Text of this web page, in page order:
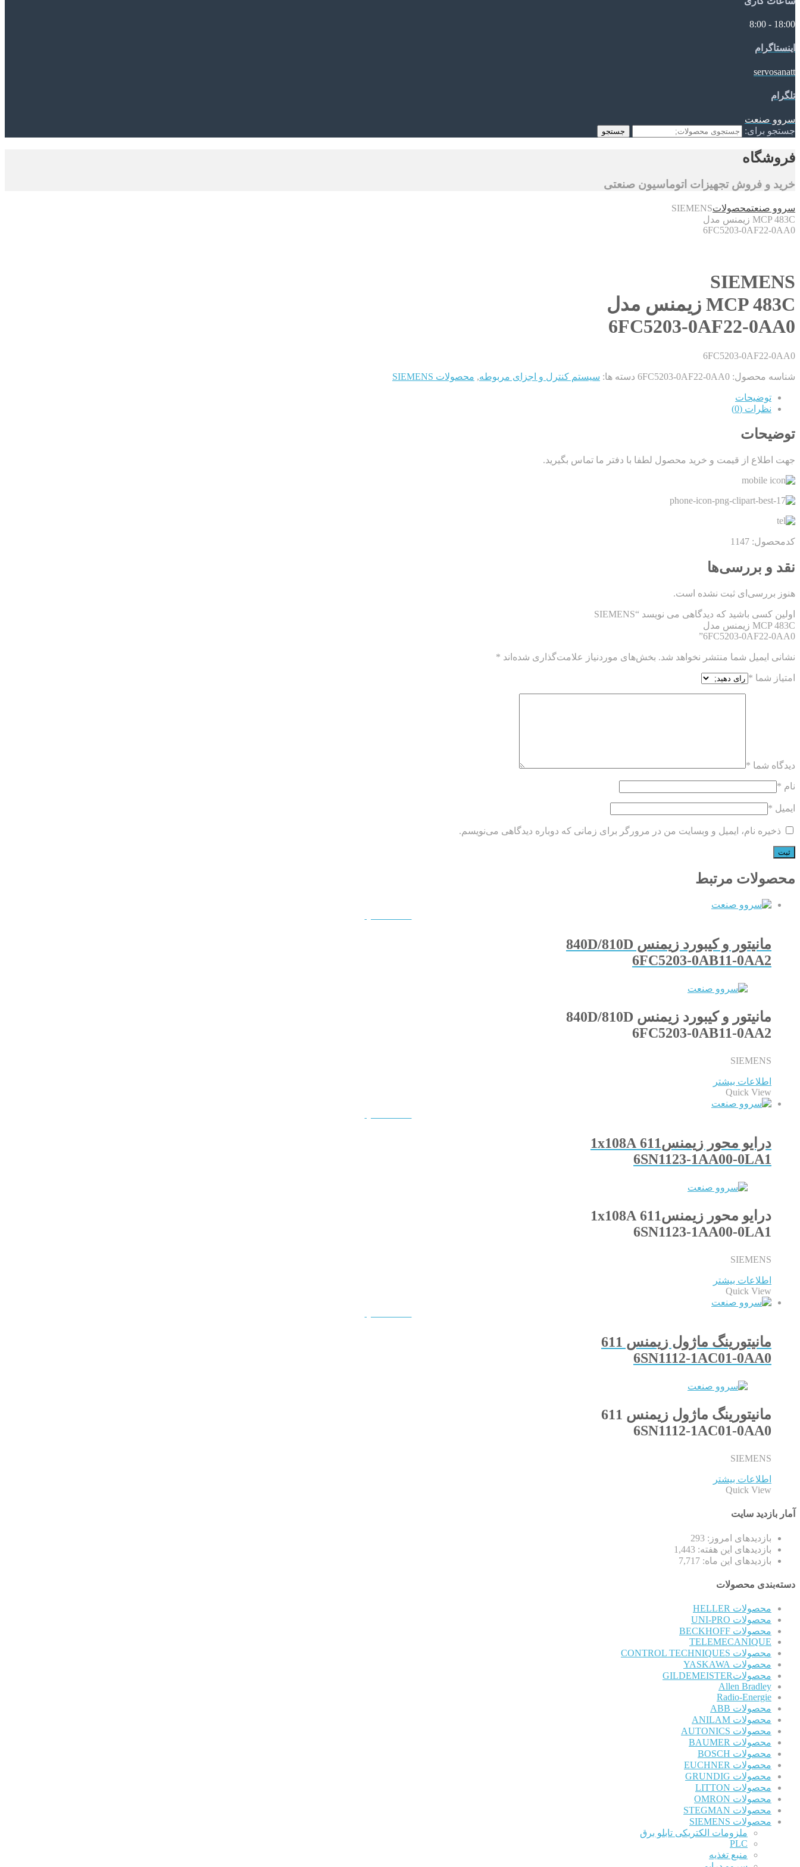
18:00 - 8:00
اینستاگرام
servosanatt
تلگرام
سروو صنعت
جستجو برای:
جستجو
فروشگاه
خرید و فروش تجهیزات اتوماسیون صنعتی
سروو صنعتمحصولاتSIEMENS
MCP 483C زیمنس مدل
6FC5203-0AF22-0AA0
SIEMENS
MCP 483C زیمنس مدل
6FC5203-0AF22-0AA0
6FC5203-0AF22-0AA0
شناسه محصول: 6FC5203-0AF22-0AA0 دسته ها: سیستم کنترل و اجزای مربوطه, محصولات SIEMENS
توضیحات
نظرات (0)
توضیحات
جهت اطلاع از قیمت و خرید محصول لطفا با دفتر ما تماس بگیرید.
کدمحصول: 1147
نقد و بررسی‌ها
هنوز بررسی‌ای ثبت نشده است.
اولین کسی باشید که دیدگاهی می نویسد “SIEMENS
MCP 483C زیمنس مدل
6FC5203-0AF22-0AA0”
نشانی ایمیل شما منتشر نخواهد شد. بخش‌های موردنیاز علامت‌گذاری شده‌اند *
امتیاز شما *
دیدگاه شما *
نام *
ایمیل *
ذخیره نام، ایمیل و وبسایت من در مرورگر برای زمانی که دوباره دیدگاهی می‌نویسم.
محصولات مرتبط
مانیتور و کیبورد زیمنس 840D/810D
6FC5203-0AB11-0AA2
مانیتور و کیبورد زیمنس 840D/810D
6FC5203-0AB11-0AA2
SIEMENS
اطلاعات بیشتر
Quick View
درایو محور زیمنس611 1x108A
6SN1123-1AA00-0LA1
درایو محور زیمنس611 1x108A
6SN1123-1AA00-0LA1
SIEMENS
اطلاعات بیشتر
Quick View
مانیتورینگ ماژول زیمنس 611
6SN1112-1AC01-0AA0
مانیتورینگ ماژول زیمنس 611
6SN1112-1AC01-0AA0
SIEMENS
اطلاعات بیشتر
Quick View
آمار بازدید سایت
بازدیدهای امروز: 293
بازدیدهای این هفته: 1,443
بازدیدهای این ماه: 7,717
دسته‌بندی محصولات
محصولات HELLER
محصولات UNI-PRO
محصولات BECKHOFF
TELEMECANIQUE
محصولات CONTROL TECHNIQUES
محصولات YASKAWA
محصولاتGILDEMEISTER
Allen Bradley
Radio-Energie
محصولات ABB
محصولات ANILAM
محصولات AUTONICS
محصولات BAUMER
محصولات BOSCH
محصولات EUCHNER
محصولات GRUNDIG
محصولات LITTON
محصولات OMRON
محصولات STEGMAN
محصولات SIEMENS
ملزومات الکتریکی تابلو برق
PLC
منبع تغذیه